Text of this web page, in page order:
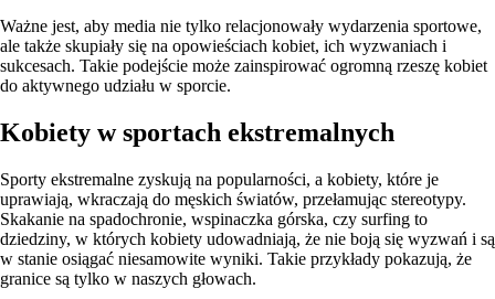
Ważne jest, aby media nie tylko relacjonowały wydarzenia sportowe,
ale także skupiały się na opowieściach kobiet, ich wyzwaniach i
sukcesach. Takie podejście może zainspirować ogromną rzeszę kobiet
do aktywnego udziału w sporcie.
Kobiety w sportach ekstremalnych
Sporty ekstremalne zyskują na popularności, a kobiety, które je
uprawiają, wkraczają do męskich światów, przełamując stereotypy.
Skakanie na spadochronie, wspinaczka górska, czy surfing to
dziedziny, w których kobiety udowadniają, że nie boją się wyzwań i są
w stanie osiągać niesamowite wyniki. Takie przykłady pokazują, że
granice są tylko w naszych głowach.